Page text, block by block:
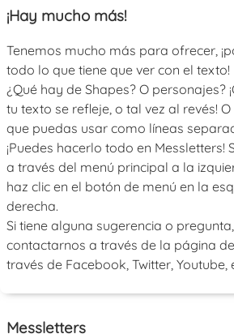
¡Hay mucho más!
Tenemos mucho más para ofrecer,
todo lo que tiene que ver con el texto!
¿Qué hay de Shapes? O personajes?
tu texto se refleje, o tal vez al revés!
que puedas usar como líneas
¡Puedes hacerlo todo en Messletters!
a través del menú principal a la
haz clic en el botón de menú en la
derecha.
Si tiene alguna sugerencia o
contactarnos a través de la página
través de Facebook, Twitter, Youtube,
Messletters